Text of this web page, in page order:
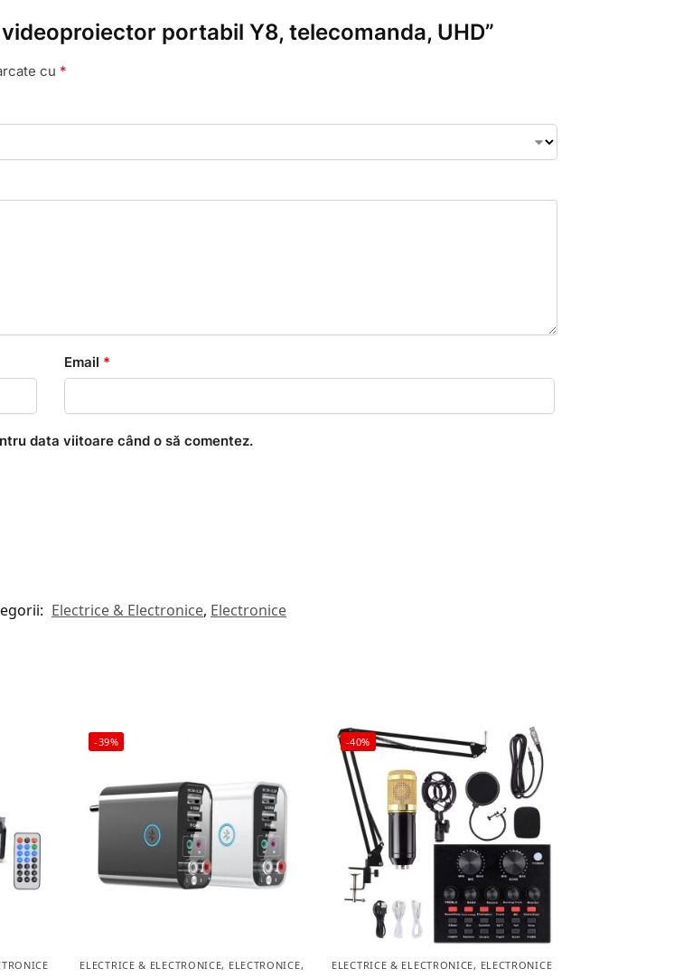
portabil Y8, telecomanda, UHD”
cu *
Email *
data viitoare când o să comentez.
Electrice & Electronice, Electronice
-39%
ELECTRICE & ELECTRONICE, ELECTRONICE, LICHIDARE STOC
-40%
ELECTRICE & ELECTRONICE, ELECTRONICE